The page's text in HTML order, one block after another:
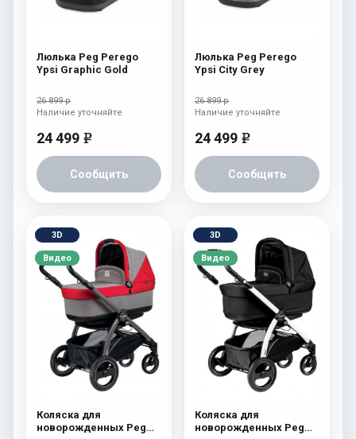
Люлька Peg Perego
Ypsi Graphic Gold
26 899 р
24 499 e
Сообщить
Наличие уточняйте
Люлька Peg Perego
Ypsi City Grey
26 899 р
24 499 e
Сообщить
Наличие уточняйте
3D
Видео
Коляска для
новорожденных Peg
3D
Видео
Коляска для
новорожденных Peg